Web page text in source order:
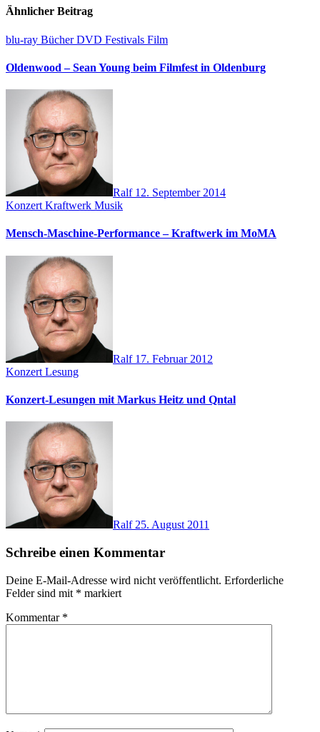
Ähnlicher Beitrag
blu-ray BücherDVD Festivals Film
Oldenwood – Sean Young beim Filmfest in Oldenburg
Ralf 12. September 2014
Konzert Kraftwerk Musik
Mensch-Maschine-Performance – Kraftwerk im MoMA
Ralf 17. Februar 2012
Konzert Lesung
Konzert-Lesungen mit Markus Heitz und Qntal
Ralf 25. August 2011
Schreibe einen Kommentar
Deine E-Mail-Adresse wird nicht veröffentlicht. Erforderliche
Felder sind mit * markiert
Kommentar *